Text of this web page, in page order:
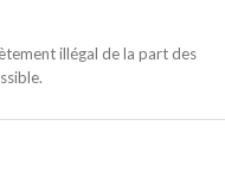
illégal de la part des